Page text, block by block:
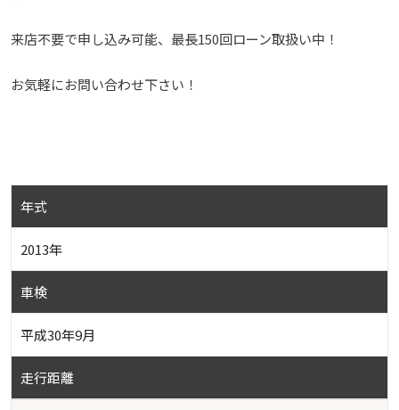
来店不要で申し込み可能、最長150回ローン取扱い中！
お気軽にお問い合わせ下さい！
年式
2013年
車検
平成30年9月
走行距離